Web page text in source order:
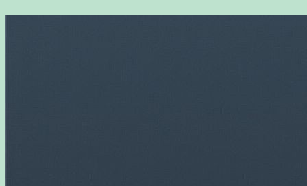
Перейти